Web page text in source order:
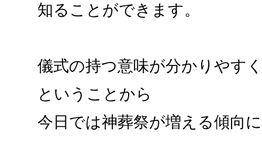
知ることができます。
儀式の持つ意味が分かりやす
ということから
今日では神葬祭が増える傾向